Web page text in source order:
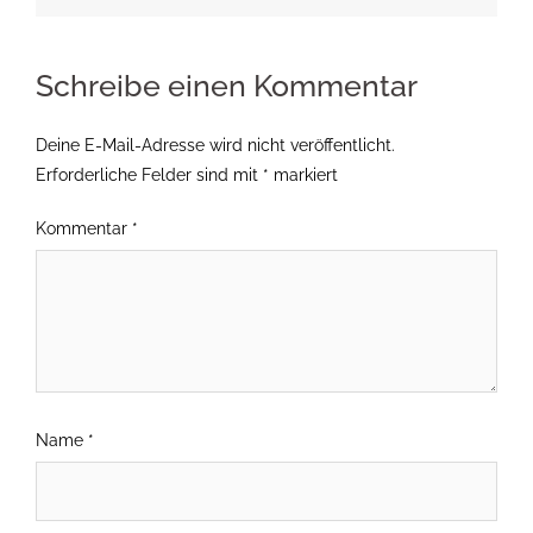
Schreibe einen Kommentar
Deine E-Mail-Adresse wird nicht veröffentlicht.
Erforderliche Felder sind mit * markiert
Kommentar *
Name *